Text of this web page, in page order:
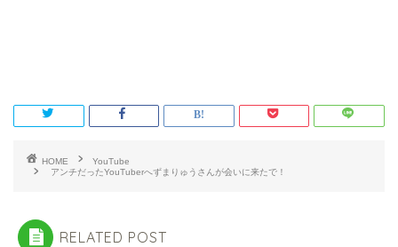
HOME
YouTube
アンチだったYouTuberへずまりゅうさんが会いに来たで！
RELATED POST